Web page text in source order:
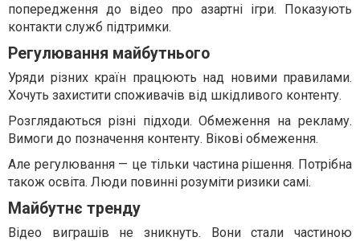
попередження до відео про азартні ігри. Показують
контакти служб підтримки.
Регулювання майбутнього
Уряди різних країн працюють над новими правилами.
Хочуть захистити споживачів від шкідливого контенту.
Розглядаються різні підходи. Обмеження на рекламу.
Вимоги до позначення контенту. Вікові обмеження.
Але регулювання — це тільки частина рішення. Потрібна
також освіта. Люди повинні розуміти ризики самі.
Майбутнє тренду
Відео виграшів не зникнуть. Вони стали частиною